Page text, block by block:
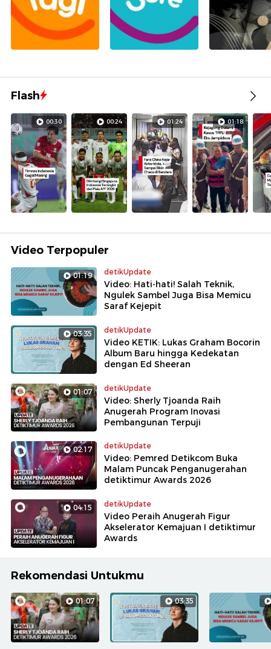
Flash
00:30 00:24 01:24 01:18
Video Terpopuler
01:19 detikUpdate
Video: Hati-hati! Salah Teknik,
Ngulek Sambel Juga Bisa Memicu
Saraf Kejepit
03:35 detikUpdate
Video KETIK: Lukas Graham Bocorin
Album Baru hingga Kedekatan
dengan Ed Sheeran
01:07 detikUpdate
Video: Sherly Tjoanda Raih
Anugerah Program Inovasi
Pembangunan Terpuji
02:17 detikUpdate
Video: Pemred Detikcom Buka
Malam Puncak Penganugerahan
detiktimur Awards 2026
04:15 detikUpdate
Video Peraih Anugerah Figur
Akselerator Kemajuan I detiktimur
Awards
Rekomendasi Untukmu
01:07 03:35